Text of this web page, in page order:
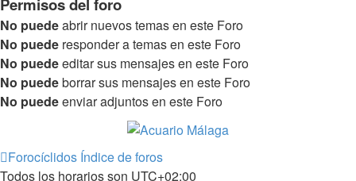
No puedeabrir nuevos temas en este Foro
No puede responder a temas en este Foro
No puedeeditar sus mensajes en este Foro
No puedeborrar sus mensajes en este Foro
No puedeenviar adjuntos en este Foro
Forocíclidos Índice de foros
Todos los horarios son UTC+02:00